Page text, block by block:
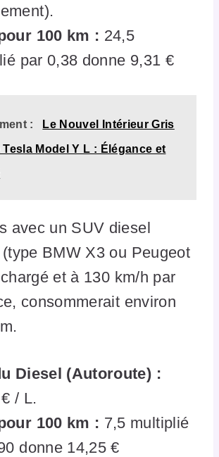
100 km : 24,5
par 0,38 donne 9,31 €
: Le Nouvel Intérieur Gris
Model Y L : Élégance et
avec un SUV diesel
BMW X3 ou Peugeot
et à 130 km/h par
consommerait environ
Diesel (Autoroute) :
/ L.
100 km : 7,5 multiplié
donne 14,25 €